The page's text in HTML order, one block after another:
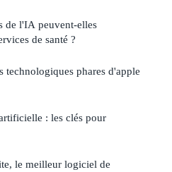
de l'IA peuvent-elles
de santé ?
technologiques phares d'apple
: les clés pour
le meilleur logiciel de